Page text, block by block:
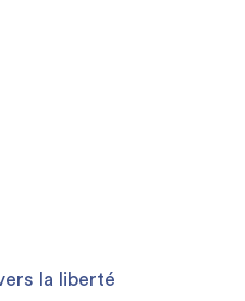
la liberté